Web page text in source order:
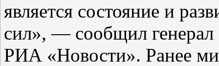
является состояние и
сил», — сообщил
РИА «Новости». Ранее